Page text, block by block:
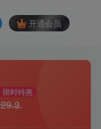
开通会员
限时特惠
29.9